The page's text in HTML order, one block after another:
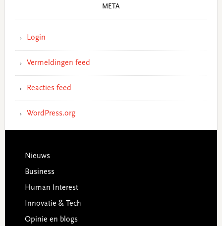
META
Login
Vermeldingen feed
Reacties feed
WordPress.org
Footer
Nieuws
Business
Human Interest
Innovatie & Tech
Opinie en blogs